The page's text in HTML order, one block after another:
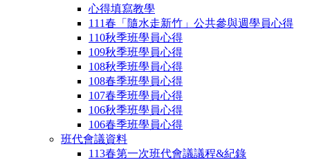
心得填寫教學
111春「隨水走新竹」公共參與週學員心得
110秋季班學員心得
109秋季班學員心得
108秋季班學員心得
108春季班學員心得
107春季班學員心得
106秋季班學員心得
106春季班學員心得
班代會議資料
113春第一次班代會議議程&紀錄